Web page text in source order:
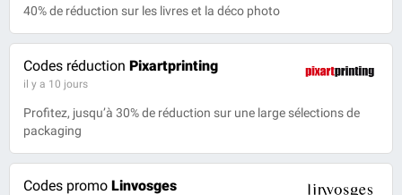
40% de réduction sur les livres et la déco photo
Codes réduction Pixartprinting
il y a 10 jours
Profitez, jusqu’à 30% de réduction sur une large sélections de
packaging
Codes promo Linvosges